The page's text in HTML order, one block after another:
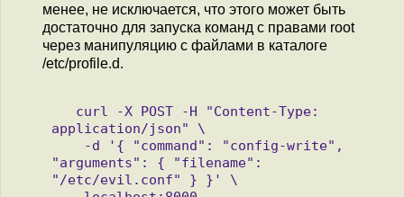
менее, не исключается, что этого может быть
достаточно для запуска команд с правами root
через манипуляцию с файлами в каталоге
/etc/profile.d.
application/json" \
"arguments": { "filename":
"/etc/evil.conf" } }' \